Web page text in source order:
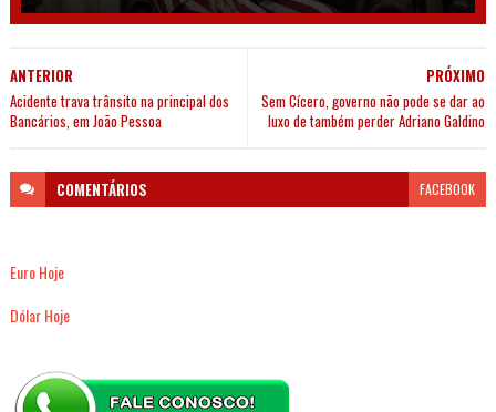
PRÓXIMO
Sem Cícero, governo não pode se dar ao
luxo de também perder Adriano Galdino
ANTERIOR
Acidente trava trânsito na principal dos
Bancários, em João Pessoa
COMENTÁRIOS FACEBOOK
Euro Hoje
Dólar Hoje